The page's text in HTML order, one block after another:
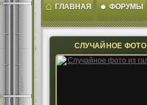
⌂ ГЛАВНАЯ ● ФОРУМЫ
СЛУЧАЙНОЕ ФОТО